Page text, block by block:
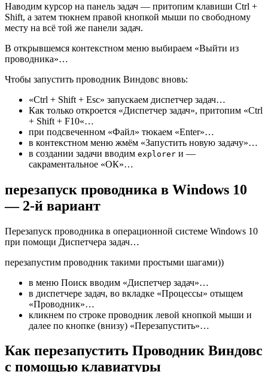
Наводим курсор на панель задач — притопим клавиши Ctrl +
Shift, а затем тюкнем правой кнопкой мыши по свободному
месту на всё той же панели задач.
В открывшемся контекстном меню выбираем «Выйти из
проводника»…
Чтобы запустить проводник Виндовс вновь:
«Ctrl + Shift + Esc» запускаем диспетчер задач…
Как только откроется «Диспетчер задач», притопим «Ctrl
+ Shift + F10«…
при подсвеченном «Файл» тюкаем «Enter»…
в контекстном меню жмём «Запустить новую задачу»…
в создании задачи вводим explorer и —
сакраментальное «ОК»…
перезапуск проводника в Windows 10
— 2-й вариант
Перезапуск проводника в операционной системе Windows 10
при помощи Диспетчера задач…
перезапустим проводник такими простыми шагами))
в меню Поиск вводим «Диспетчер задач»…
в диспетчере задач, во вкладке «Процессы» отыщем
«Проводник»…
кликнем по строке проводник левой кнопкой мыши и
далее по кнопке (внизу) «Перезапустить»…
Как перезапустить Проводник Виндовс
с помощью клавиатуры